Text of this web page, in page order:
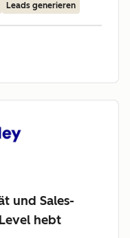
Leads generieren
und Sales-
hebt